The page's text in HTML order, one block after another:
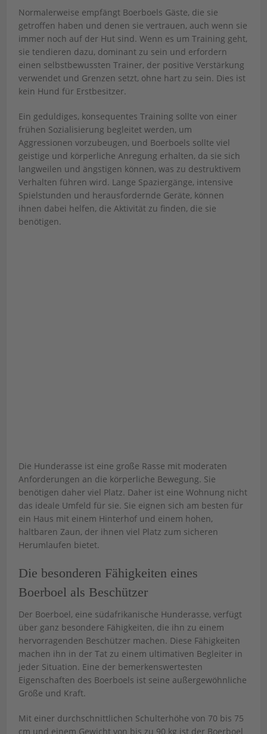
Normalerweise empfängt Boerboels Gäste, die sie
getroffen haben und denen sie vertrauen, auch wenn sie
immer noch auf der Hut sind. Wenn es um Training geht,
sie tendieren dazu, dominant zu sein und erfordern
einen selbstbewussten Trainer, der positive Verstärkung
verwendet und Grenzen setzt, ohne hart zu sein. Dies ist
kein Hund für Erstbesitzer.
Ein geduldiges, konsequentes Training sollte von einer
frühen Sozialisierung begleitet werden, um
Aggressionen vorzubeugen, und Boerboels sollte viel
geistige und körperliche Anregung erhalten, da sie sich
langweilen und ängstigen können, was zu destruktivem
Verhalten führen wird. Lange Spaziergänge, intensive
Spielstunden und herausfordernde Geräte, können
ihnen dabei helfen, die Aktivität zu finden, die sie
benötigen.
Die Hunderasse ist eine große Rasse mit moderaten
Anforderungen an die körperliche Bewegung. Sie
benötigen daher viel Platz. Daher ist eine Wohnung nicht
das ideale Umfeld für sie. Sie eignen sich am besten für
ein Haus mit einem Hinterhof und einem hohen,
haltbaren Zaun, der ihnen viel Platz zum sicheren
Herumlaufen bietet.
Die besonderen Fähigkeiten eines
Boerboel als Beschützer
Der Boerboel, eine südafrikanische Hunderasse, verfügt
über ganz besondere Fähigkeiten, die ihn zu einem
hervorragenden Beschützer machen. Diese Fähigkeiten
machen ihn in der Tat zu einem ultimativen Begleiter in
jeder Situation. Eine der bemerkenswertesten
Eigenschaften des Boerboels ist seine außergewöhnliche
Größe und Kraft.
Mit einer durchschnittlichen Schulterhöhe von 70 bis 75
cm und einem Gewicht von bis zu 90 kg ist der Boerboel